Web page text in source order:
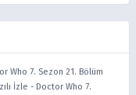
Who 7. Sezon 21. Bölüm
İzle - Doctor Who 7.